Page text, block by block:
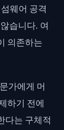
웨어 공격
습니다. 여
의존하는
가에게 머
하기 전에
다는 구체적